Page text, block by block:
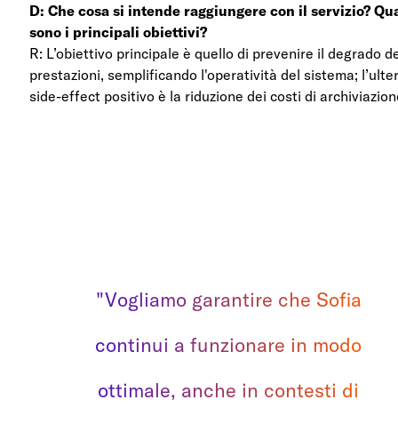
D: Che cosa si intende raggiungere con il servizio?
sono i principali obiettivi?
R: L’obiettivo principale è quello di prevenire il degrado
prestazioni, semplificando l'operatività del sistema;
side-effect positivo è la riduzione dei costi di
"Vogliamo garantire che Sofia
continui a funzionare in modo
ottimale, anche in contesti di